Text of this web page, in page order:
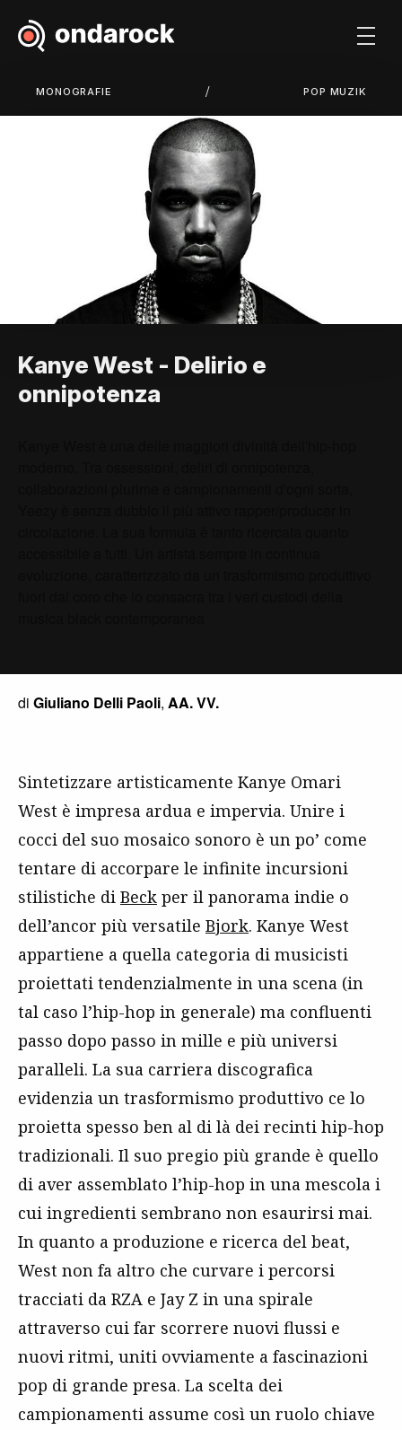
MONOGRAFIE / POP MUZIK
Kanye West - Delirio e
onnipotenza
di Giuliano Delli Paoli, AA. VV.
Sintetizzare artisticamente Kanye Omari
West è impresa ardua e impervia. Unire i
cocci del suo mosaico sonoro è un po’ come
tentare di accorpare le infinite incursioni
stilistiche di Beck per il panorama indie o
dell’ancor più versatile Bjork. Kanye West
appartiene a quella categoria di musicisti
proiettati tendenzialmente in una scena (in
tal caso l’hip-hop in generale) ma confluenti
passo dopo passo in mille e più universi
paralleli. La sua carriera discografica
evidenzia un trasformismo produttivo ce lo
proietta spesso ben al di là dei recinti hip-hop
tradizionali. Il suo pregio più grande è quello
di aver assemblato l’hip-hop in una mescola i
cui ingredienti sembrano non esaurirsi mai.
In quanto a produzione e ricerca del beat,
West non fa altro che curvare i percorsi
tracciati da RZA e Jay Z in una spirale
attraverso cui far scorrere nuovi flussi e
nuovi ritmi, uniti ovviamente a fascinazioni
pop di grande presa. La scelta dei
campionamenti assume così un ruolo chiave